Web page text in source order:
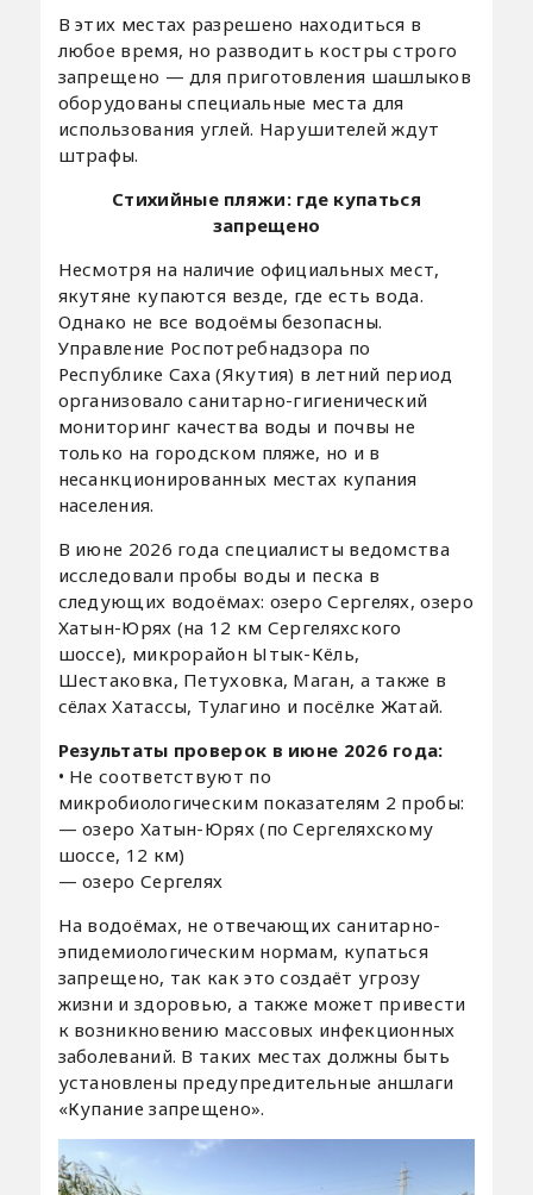
В этих местах разрешено находиться в
любое время, но разводить костры строго
запрещено — для приготовления шашлыков
оборудованы специальные места для
использования углей. Нарушителей ждут
штрафы.
Стихийные пляжи: где купаться
запрещено
Несмотря на наличие официальных мест,
якутяне купаются везде, где есть вода.
Однако не все водоёмы безопасны.
Управление Роспотребнадзора по
Республике Саха (Якутия) в летний период
организовало санитарно-гигиенический
мониторинг качества воды и почвы не
только на городском пляже, но и в
несанкционированных местах купания
населения.
В июне 2026 года специалисты ведомства
исследовали пробы воды и песка в
следующих водоёмах: озеро Сергелях, озеро
Хатын-Юрях (на 12 км Сергеляхского
шоссе), микрорайон Ытык-Кёль,
Шестаковка, Петуховка, Маган, а также в
сёлах Хатассы, Тулагино и посёлке Жатай.
Результаты проверок в июне 2026 года:
• Не соответствуют по
микробиологическим показателям 2 пробы:
— озеро Хатын-Юрях (по Сергеляхскому
шоссе, 12 км)
— озеро Сергелях
На водоёмах, не отвечающих санитарно-
эпидемиологическим нормам, купаться
запрещено, так как это создаёт угрозу
жизни и здоровью, а также может привести
к возникновению массовых инфекционных
заболеваний. В таких местах должны быть
установлены предупредительные аншлаги
«Купание запрещено».